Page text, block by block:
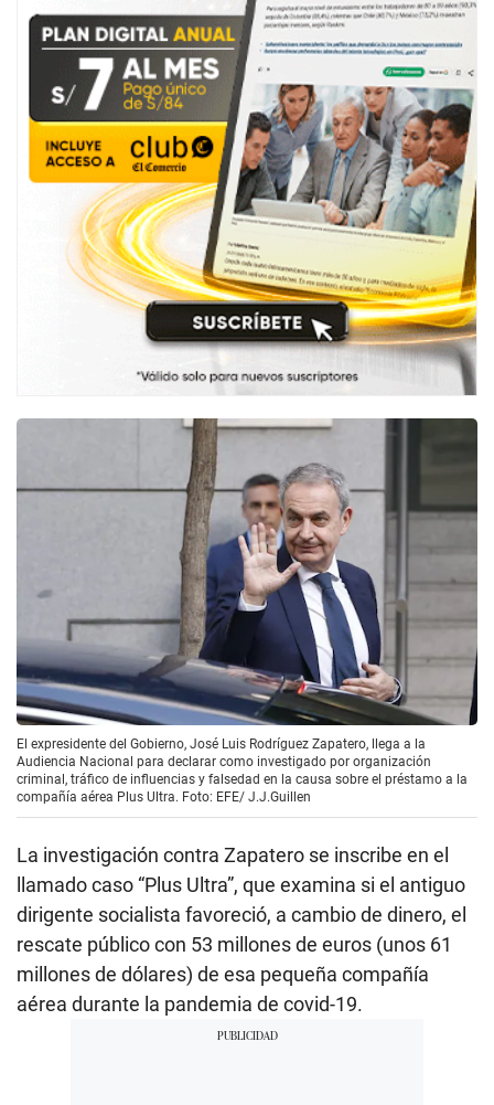
El expresidente del Gobierno, José Luis Rodríguez Zapatero, llega a la
Audiencia Nacional para declarar como investigado por organización
criminal, tráfico de influencias y falsedad en la causa sobre el préstamo a la
compañía aérea Plus Ultra. Foto: EFE/ J.J.Guillen
La investigación contra Zapatero se inscribe en el
llamado caso “Plus Ultra”, que examina si el antiguo
dirigente socialista favoreció, a cambio de dinero, el
rescate público con 53 millones de euros (unos 61
millones de dólares) de esa pequeña compañía
aérea durante la pandemia de covid-19.